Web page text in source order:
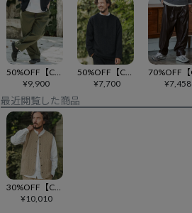
50%OFF【CAMBIO(カンビオ)】綿ナイロンギャバワイドイージーパンツ(CAM-3585)
¥9,900
50%OFF【CAMBIO(カンビオ)】Japanese Fabricケーブルキルティングボトルネック ニット スウェット(CAM-6548)
¥7,700
¥7,458
最近閲覧した商品
30%OFF【CAMBIO(カンビオ)】Japanese Fabricケーブルキルティングノーカラーベスト(CAM-7271)
¥10,010